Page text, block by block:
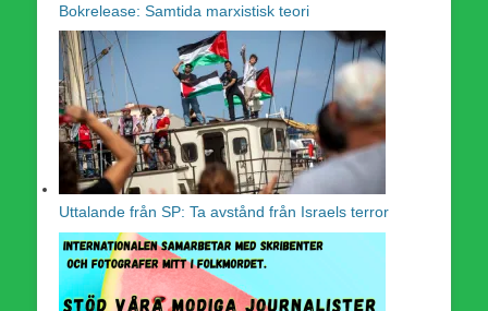
Bokrelease: Samtida marxistisk teori
Uttalande från SP: Ta avstånd från Israels terror